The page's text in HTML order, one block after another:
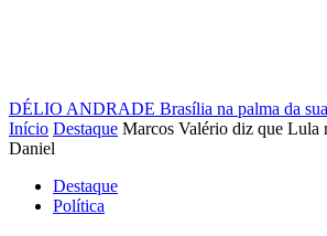
DÉLIO ANDRADE Brasília na palma da
Início Destaque Marcos Valério diz que Lula
Daniel
Destaque
Política